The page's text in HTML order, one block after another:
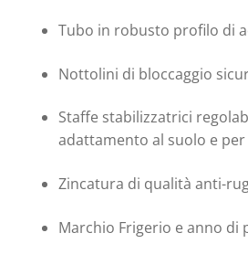
Tubo in robusto profilo di
Nottolini di bloccaggio
Staffe stabilizzatrici
adattamento al suolo e
Zincatura di qualità anti-
Marchio Frigerio e anno di